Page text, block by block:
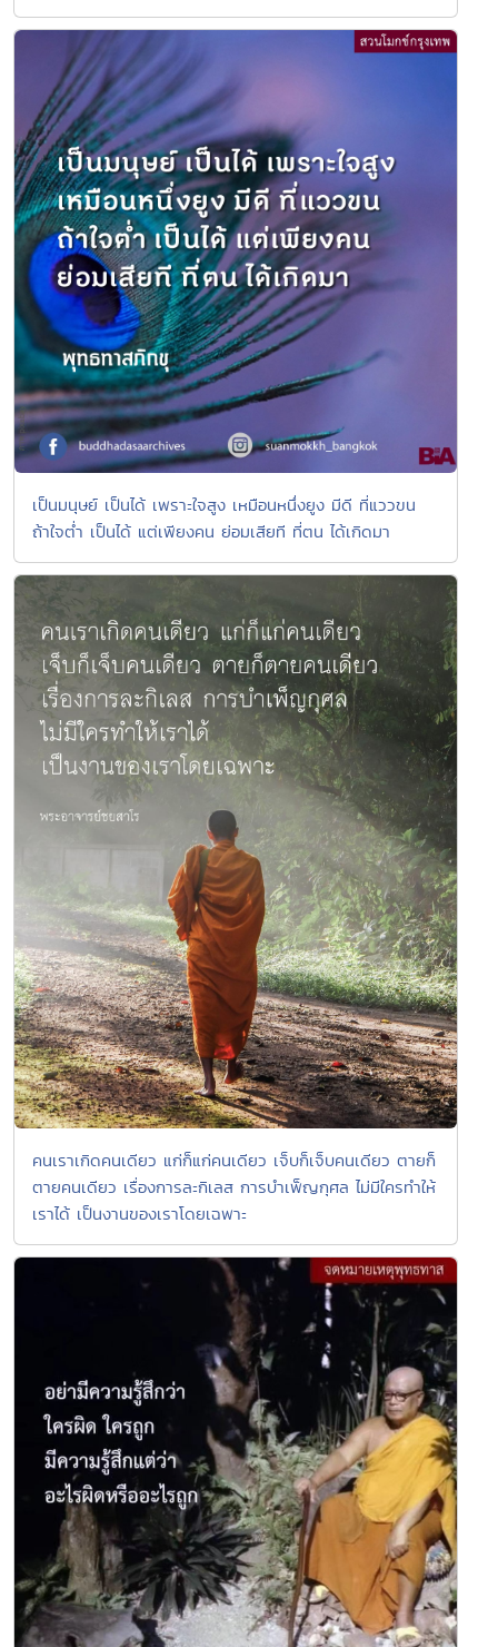
เป็นมนุษย์ เป็นได้ เพราะใจสูง เหมือนหนึ่งยูง มีดี ที่แววขน
ถ้าใจต่ำ เป็นได้ แต่เพียงคน ย่อมเสียที ที่ตน ได้เกิดมา
คนเราเกิดคนเดียว แก่ก็แก่คนเดียว เจ็บก็เจ็บคนเดียว ตายก็
ตายคนเดียว เรื่องการละกิเลส การบำเพ็ญกุศล ไม่มีใครทำให้
เราได้ เป็นงานของเราโดยเฉพาะ